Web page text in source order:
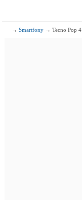
→Smartfony → Tecno Pop 4